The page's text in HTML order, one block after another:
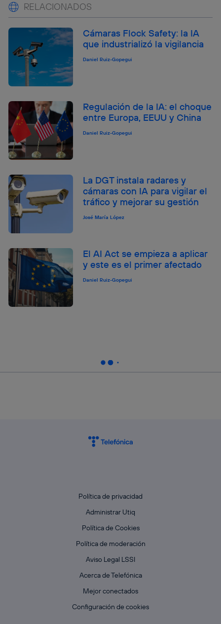
RELACIONADOS
Cámaras Flock Safety: la IA
que industrializó la vigilancia
Daniel Ruiz-Gopegui
Regulación de la IA: el choque
entre Europa, EEUU y China
Daniel Ruiz-Gopegui
La DGT instala radares y
cámaras con IA para vigilar el
tráfico y mejorar su gestión
José María López
El AI Act se empieza a aplicar
y este es el primer afectado
Daniel Ruiz-Gopegui
Política de privacidad
Administrar Utiq
Política de Cookies
Política de moderación
Aviso Legal LSSI
Acerca de Telefónica
Mejor conectados
Configuración de cookies